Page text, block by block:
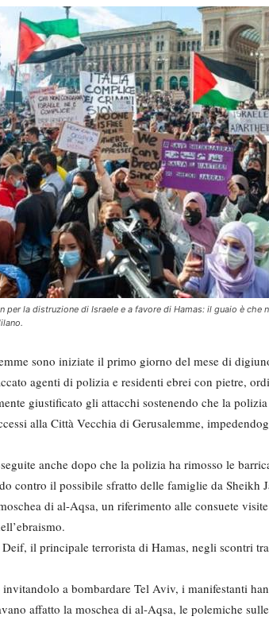
per la distruzione di Israele e a favore di Hamas: il guaio è che
sono iniziate il primo giorno del mese di
agenti di polizia e residenti ebrei con pietre,
giustificato gli attacchi sostenendo che la
alla Città Vecchia di Gerusalemme,
anche dopo che la polizia ha rimosso le
contro il possibile sfratto delle famiglie da Sheikh
di al-Aqsa, un riferimento alle consuete
il principale terrorista di Hamas, negli scontri
a bombardare Tel Aviv, i manifestanti
affatto la moschea di al-Aqsa, le polemiche